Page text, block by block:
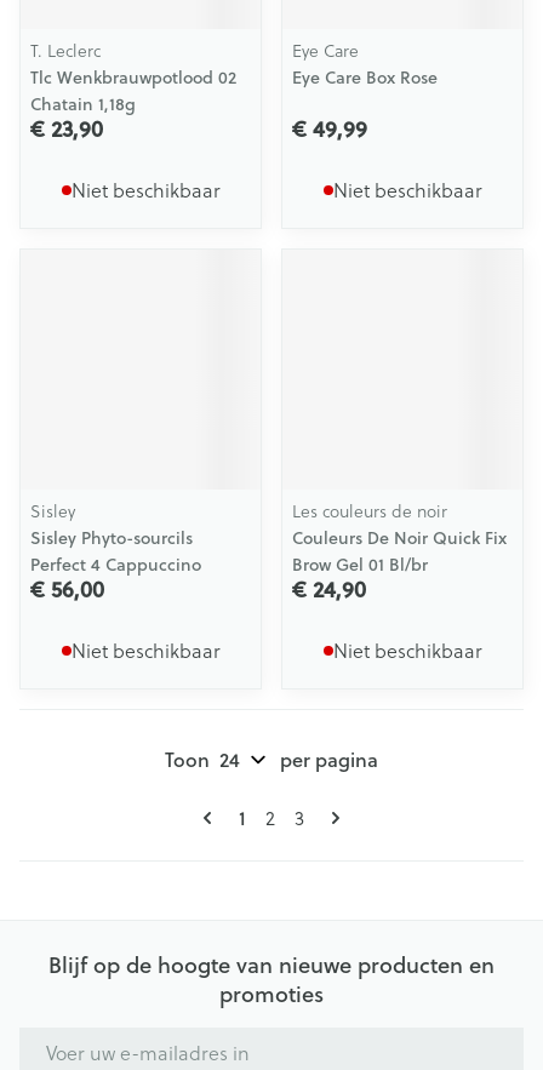
T. Leclerc
Tlc Wenkbrauwpotlood 02
Chatain 1,18g
€ 23,90
Niet beschikbaar
Eye Care
Eye Care Box Rose
€ 49,99
Niet beschikbaar
Sisley
Sisley Phyto-sourcils
Perfect 4 Cappuccino
€ 56,00
Niet beschikbaar
Les couleurs de noir
Couleurs De Noir Quick Fix
Brow Gel 01 Bl/br
€ 24,90
Niet beschikbaar
Pagina's
U lees momenteel pagina
1 Pagina
2 Pagina
3
Toon per pagina
Blijf op de hoogte van nieuwe producten en
promoties